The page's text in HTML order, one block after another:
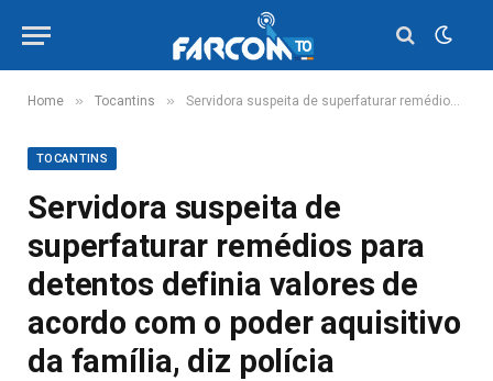
Home » Tocantins » Servidora suspeita de superfaturar remédios para detentos definia valores de acordo com o poder aquisitivo da família, diz polícia
TOCANTINS
Servidora suspeita de
superfaturar remédios para
detentos definia valores de
acordo com o poder aquisitivo
da família, diz polícia